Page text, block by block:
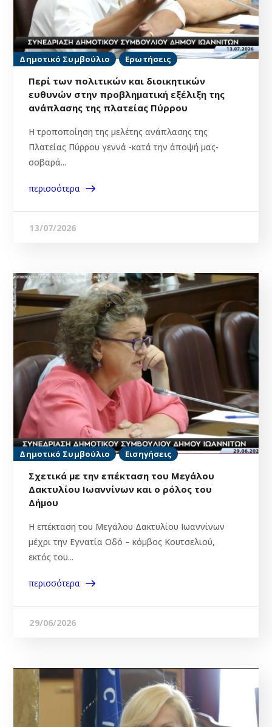
Δημοτικό Συμβούλιο Ερωτήσεις
Περί των πολιτικών και διοικητικών
ευθυνών στην προβληματική εξέλιξη της
ανάπλασης της πλατείας Πύρρου
Η τροποποίηση της μελέτης ανάπλασης της
Πλατείας Πύρρου γεννά -κατά την άποψή μας-
σοβαρά...
περισσότερα
13/07/2026
Δημοτικό Συμβούλιο Εισηγήσεις
Σχετικά με την επέκταση του Μεγάλου
Δακτυλίου Ιωαννίνων και ο ρόλος του
Δήμου
Η επέκταση του Μεγάλου Δακτυλίου Ιωαννίνων
μέχρι την Εγνατία Οδό – κόμβος Κουτσελιού,
εκτός του...
περισσότερα
29/06/2026